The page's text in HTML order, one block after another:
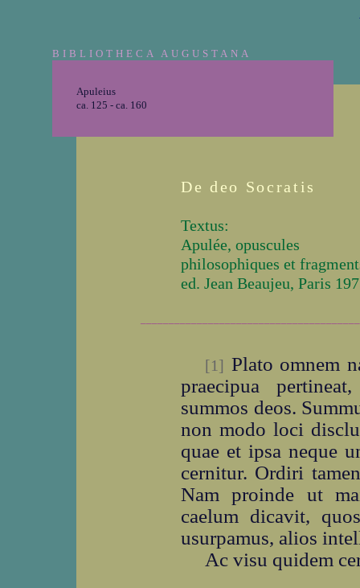
BIBLIOTHECA AUGUSTANA
Apuleius
ca. 125 - ca. 160
De deo Socratis
Textus:
Apulée, opuscules
philosophiques et
ed. Jean Beaujeu, Paris
[1] Plato omnem
praecipua
summos deos.
non modo loci
quae et ipsa neque
cernitur. Ordiri
Nam proinde ut
caelum dicavit,
usurpamus, alios
Ac visu quidem